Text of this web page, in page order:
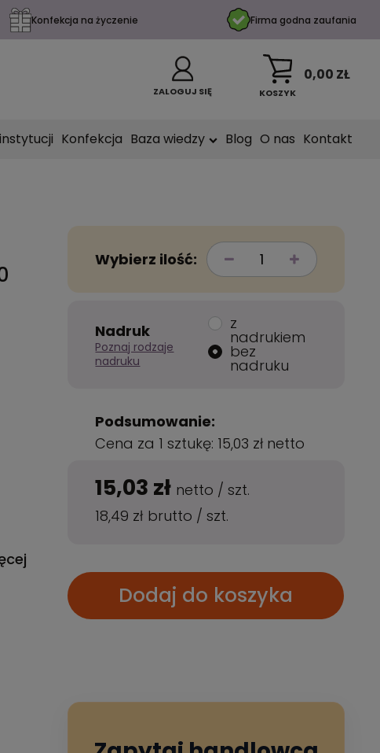
Konfekcja na życzenie Firma godna zaufania
ZALOGUJ SIĘ KOSZYK
0,00 ZŁ
Konfekcja Baza wiedzy Blog O nas Kontakt
Wybierz ilość:
Nadruk
Poznaj rodzaje
nadruku
z
nadrukiem
bez
nadruku
Podsumowanie:
Cena za 1 sztukę: 15,03 zł netto
15,03 zł netto /szt.
18,49 zł brutto /szt.
Dodaj do koszyka